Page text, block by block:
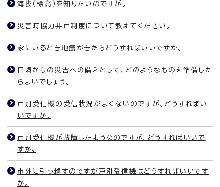
海抜（標高）を知りたいのですが。
災害時協力井戸制度について教えてください。
家にいるとき地震がきたらどうすればいいですか。
日頃からの災害への備えとして、どのようなものを準備した
らよいでしょう。
戸別受信機の受信状況がよくないのですが、どうすればい
いですか。
戸別受信機が故障したようなのですが、どうすればいいで
すか。
市外に引っ越すのですが戸別受信機はどうすればいいです
か。